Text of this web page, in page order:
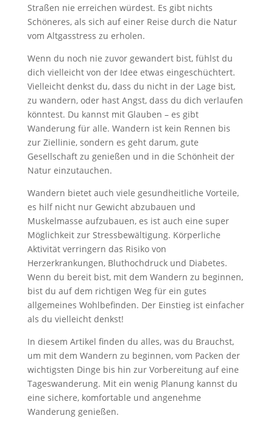
Straßen nie erreichen würdest. Es gibt nichts
Schöneres, als sich auf einer Reise durch die Natur
vom Altgasstress zu erholen.
Wenn du noch nie zuvor gewandert bist, fühlst du
dich vielleicht von der Idee etwas eingeschüchtert.
Vielleicht denkst du, dass du nicht in der Lage bist,
zu wandern, oder hast Angst, dass du dich verlaufen
könntest. Du kannst mit Glauben – es gibt
Wanderung für alle. Wandern ist kein Rennen bis
zur Ziellinie, sondern es geht darum, gute
Gesellschaft zu genießen und in die Schönheit der
Natur einzutauchen.
Wandern bietet auch viele gesundheitliche Vorteile,
es hilf nicht nur Gewicht abzubauen und
Muskelmasse aufzubauen, es ist auch eine super
Möglichkeit zur Stressbewältigung. Körperliche
Aktivität verringern das Risiko von
Herzerkrankungen, Bluthochdruck und Diabetes.
Wenn du bereit bist, mit dem Wandern zu beginnen,
bist du auf dem richtigen Weg für ein gutes
allgemeines Wohlbefinden. Der Einstieg ist einfacher
als du vielleicht denkst!
In diesem Artikel finden du alles, was du Brauchst,
um mit dem Wandern zu beginnen, vom Packen der
wichtigsten Dinge bis hin zur Vorbereitung auf eine
Tageswanderung. Mit ein wenig Planung kannst du
eine sichere, komfortable und angenehme
Wanderung genießen.